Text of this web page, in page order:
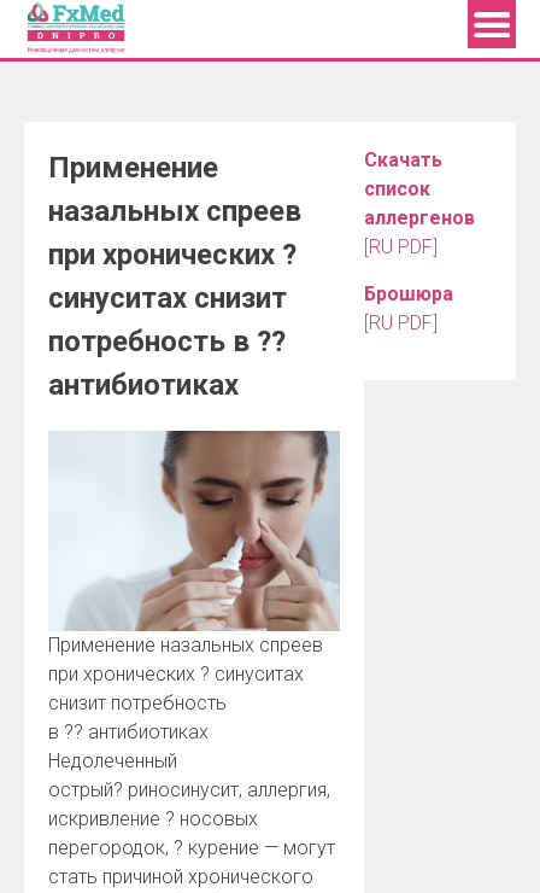
Skip
Применение
назальных спреев
при хронических ?
синуситах снизит
потребность в ??
антибиотиках
Применение назальных спреев
при хронических ? синуситах
снизит потребность
в ?? антибиотиках
Недолеченный
острый? риносинусит, аллергия,
искривление ? носовых
перегородок, ? курение — могут
стать причиной хронического
Скачать
список
аллергенов
[RU PDF]
Брошюра
[RU PDF]